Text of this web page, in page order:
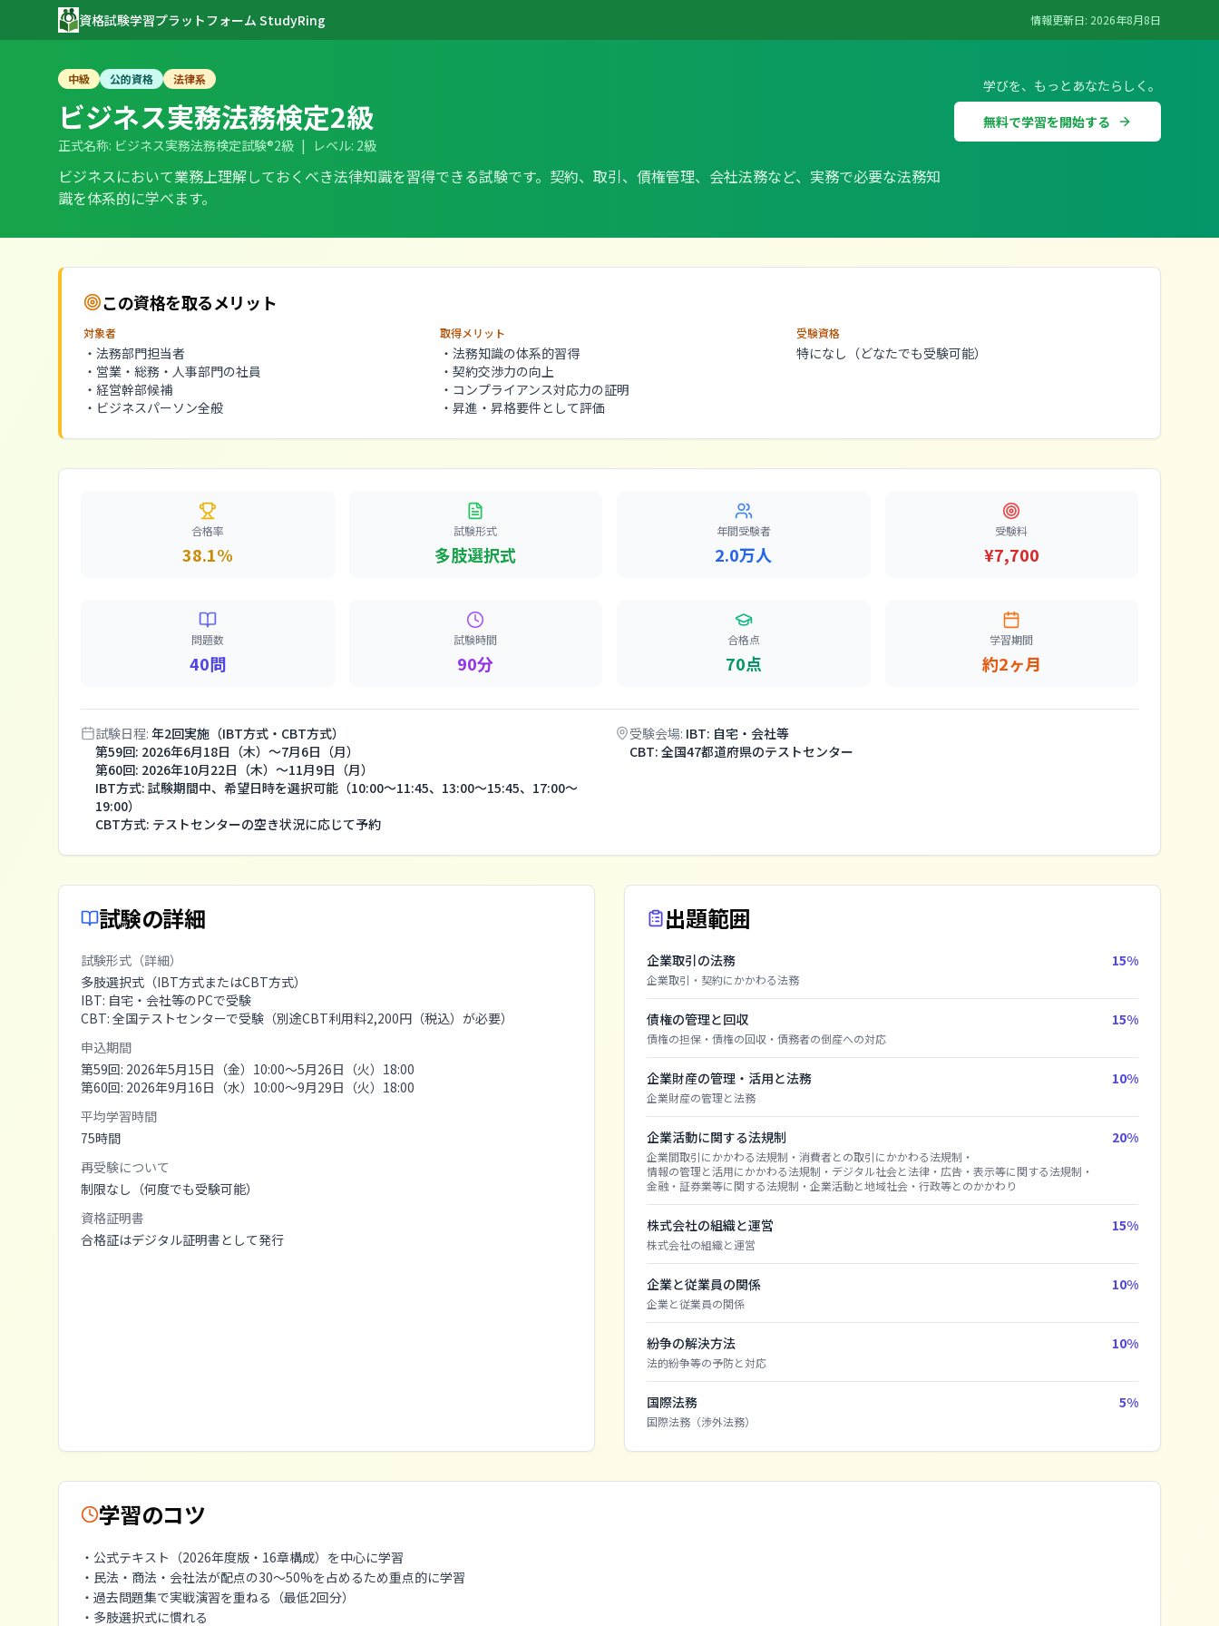
資格試験学習プラットフォーム StudyRing 情報更新日: 2026年8月8日
中級 公的資格 法律系
ビジネス実務法務検定2級
正式名称: ビジネス実務法務検定試験®2級 | レベル: 2級
ビジネスにおいて業務上理解しておくべき法律知識を習得できる試験です。契約、取引、債権管理、会社法務など、実務で必要な法務知
識を体系的に学べます。
学びを、もっとあなたらしく。
無料で学習を開始する
この資格を取るメリット
対象者
・法務部門担当者
・営業・総務・人事部門の社員
・経営幹部候補
・ビジネスパーソン全般
取得メリット
・法務知識の体系的習得
・契約交渉力の向上
・コンプライアンス対応力の証明
・昇進・昇格要件として評価
受験資格
特になし（どなたでも受験可能）
合格率
38.1%
試験形式
多肢選択式
年間受験者
2.0万人
受験料
¥7,700
問題数
40問
試験時間
90分
合格点
70点
学習期間
約2ヶ月
試験日程: 年2回実施（IBT方式・CBT方式）
第59回: 2026年6月18日（木）〜7月6日（月）
第60回: 2026年10月22日（木）〜11月9日（月）
IBT方式: 試験期間中、希望日時を選択可能（10:00〜11:45、13:00〜15:45、17:00〜
19:00）
CBT方式: テストセンターの空き状況に応じて予約
受験会場: IBT: 自宅・会社等
CBT: 全国47都道府県のテストセンター
試験の詳細
試験形式（詳細）
多肢選択式（IBT方式またはCBT方式）
IBT: 自宅・会社等のPCで受験
CBT: 全国テストセンターで受験（別途CBT利用料2,200円（税込）が必要）
申込期間
第59回: 2026年5月15日（金）10:00〜5月26日（火）18:00
第60回: 2026年9月16日（水）10:00〜9月29日（火）18:00
平均学習時間
75時間
再受験について
制限なし（何度でも受験可能）
資格証明書
合格証はデジタル証明書として発行
出題範囲
企業取引の法務 15%
企業取引・契約にかかわる法務
債権の管理と回収 15%
債権の担保 ・ 債権の回収 ・ 債務者の倒産への対応
企業財産の管理・活用と法務 10%
企業財産の管理と法務
企業活動に関する法規制 20%
企業間取引にかかわる法規制 ・ 消費者との取引にかかわる法規制 ・
情報の管理と活用にかかわる法規制 ・ デジタル社会と法律 ・ 広告・表示等に関する法規制 ・
金融・証券業等に関する法規制 ・ 企業活動と地域社会・行政等とのかかわり
株式会社の組織と運営 15%
株式会社の組織と運営
企業と従業員の関係 10%
企業と従業員の関係
紛争の解決方法 10%
法的紛争等の予防と対応
国際法務 5%
国際法務（渉外法務）
学習のコツ
・公式テキスト（2026年度版・16章構成）を中心に学習
・民法・商法・会社法が配点の30〜50%を占めるため重点的に学習
・過去問題集で実戦演習を重ねる（最低2回分）
・多肢選択式に慣れる